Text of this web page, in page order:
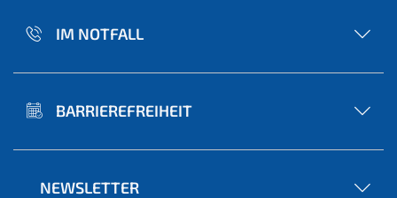
IM NOTFALL
BARRIEREFREIHEIT
NEWSLETTER